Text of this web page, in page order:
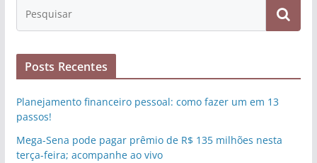
Posts Recentes
Planejamento financeiro pessoal: como fazer um em 13
passos!
Mega-Sena pode pagar prêmio de R$ 135 milhões nesta
terça-feira; acompanhe ao vivo